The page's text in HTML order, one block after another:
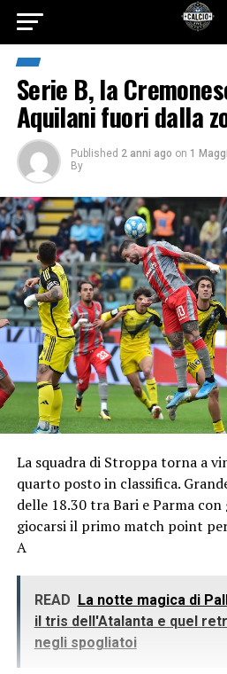
Serie B, la
Aquilani fuori dalla
Published 2 anni ago on 1
By
La squadra di Stroppa torna a
quarto posto in classifica.
delle 18.30 tra Bari e Parma
giocarsi il primo match point
A
READ La notte magica di
il tris dell'Atalanta e quel
negli spogliatoi